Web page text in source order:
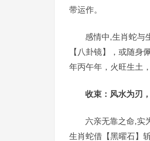
带运作。
感情中,生肖蛇与
【八卦镜】，或随身
年丙午年，火旺生土
收束：风水为刃
六亲无靠之命,实
生肖蛇借【黑曜石】